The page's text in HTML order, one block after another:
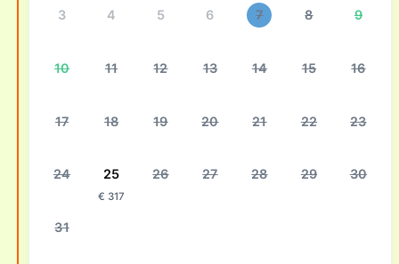
3 4 5 6 7 8 9
10 11 12 13 14 15 16
17 18 19 20 21 22 23
24 25
€ 317
26 27 28 29 30
31